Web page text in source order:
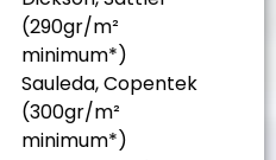
(290gr/m²
minimum*)
Sauleda, Copentek
(300gr/m²
minimum*)